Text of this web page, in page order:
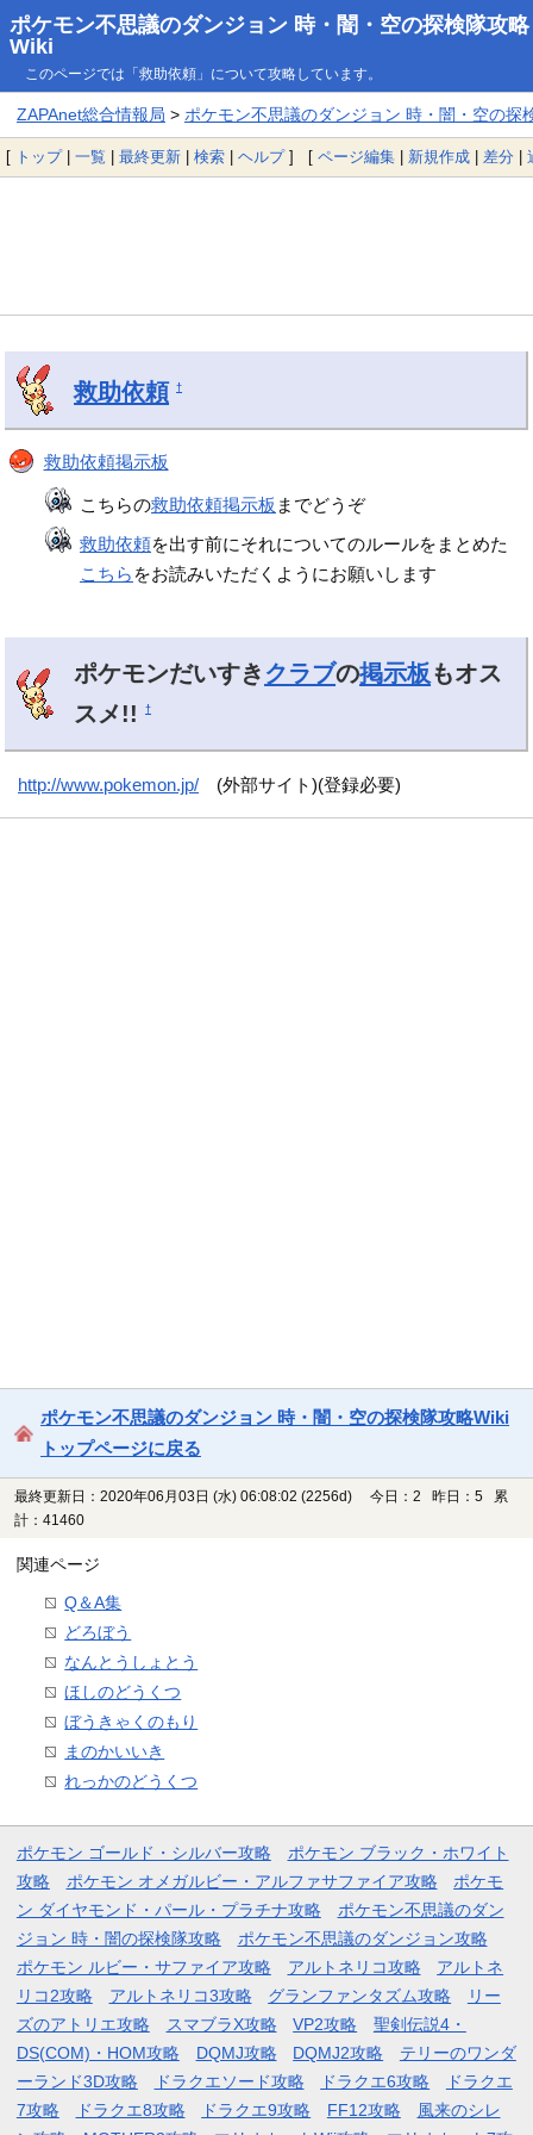
ポケモン不思議のダンジョン 時・闇・空の探検隊攻略
Wiki
このページでは「救助依頼」について攻略しています。
ZAPAnet総合情報局 > ポケモン不思議のダンジョン 時・闇・空の探
[ トップ| 一覧 | 最終更新 | 検索 | ヘルプ] [ ページ編集 | 新規作成 | 差分 |
救助依頼 †
救助依頼掲示板
こちらの救助依頼掲示板 までどうぞ
救助依頼を出す前にそれについてのルールをまとめた
こちら をお読みいただくようにお願いします
ポケモンだいすきクラブの掲示板 もオス
スメ!!†
http://www.pokemon.jp/ (外部サイト)(登録必要)
ポケモン不思議のダンジョン 時・闇・空の探検隊攻略Wiki
トップページに戻る
最終更新日：2020年06月03日 (水) 06:08:02 (2256d)
今日：2 昨日：5 累
計：41460
関連ページ
Q＆A集
どろぼう
なんとうしょとう
ほしのどうくつ
ぼうきゃくのもり
まのかいいき
れっかのどうくつ
ポケモン ゴールド・シルバー攻略
ポケモン ブラック・ホワイト
攻略
ポケモン オメガルビー・アルファサファイア攻略
ポケモ
ン ダイヤモンド・パール・プラチナ攻略
ポケモン不思議のダン
ジョン 時・闇の探検隊攻略
ポケモン不思議のダンジョン攻略
ポケモン ルビー・サファイア攻略
アルトネリコ攻略
アルトネ
リコ2攻略
アルトネリコ3攻略 グランファンタズム攻略
リー
ズのアトリエ攻略
スマブラX攻略 VP2攻略
聖剣伝説4・
DS(COM)・HOM攻略
DQMJ攻略 DQMJ2攻略
テリーのワンダ
ーランド3D攻略
ドラクエソード攻略 ドラクエ6攻略
ドラクエ
7攻略
ドラクエ8攻略 ドラクエ9攻略 FF12攻略
風来のシレ